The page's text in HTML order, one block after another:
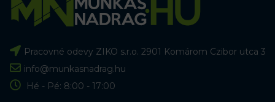
Pracovné odevy ZIKO s.r.o. 2901 Komárom Czibor utca 3
info@munkasnadrag.hu
Hé - Pé: 8:00 - 17:00